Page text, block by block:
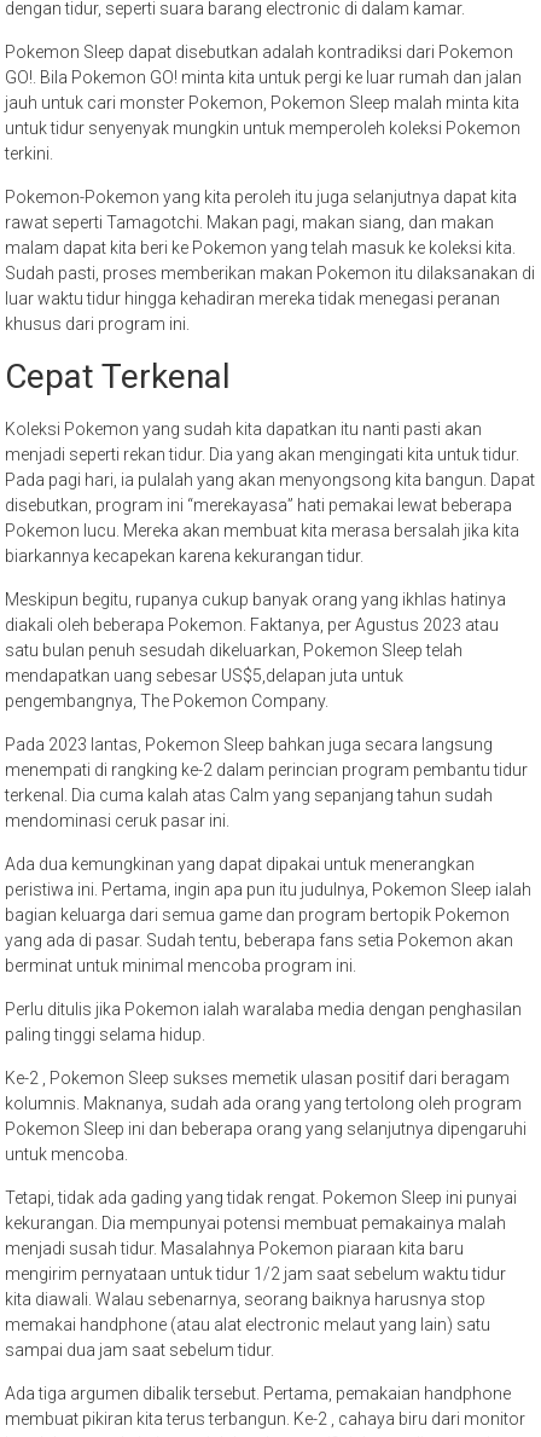
dengan tidur, seperti suara barang electronic di dalam kamar.
Pokemon Sleep dapat disebutkan adalah kontradiksi dari Pokemon
GO!. Bila Pokemon GO! minta kita untuk pergi ke luar rumah dan jalan
jauh untuk cari monster Pokemon, Pokemon Sleep malah minta kita
untuk tidur senyenyak mungkin untuk memperoleh koleksi Pokemon
terkini.
Pokemon-Pokemon yang kita peroleh itu juga selanjutnya dapat kita
rawat seperti Tamagotchi. Makan pagi, makan siang, dan makan
malam dapat kita beri ke Pokemon yang telah masuk ke koleksi kita.
Sudah pasti, proses memberikan makan Pokemon itu dilaksanakan di
luar waktu tidur hingga kehadiran mereka tidak menegasi peranan
khusus dari program ini.
Cepat Terkenal
Koleksi Pokemon yang sudah kita dapatkan itu nanti pasti akan
menjadi seperti rekan tidur. Dia yang akan mengingati kita untuk tidur.
Pada pagi hari, ia pulalah yang akan menyongsong kita bangun. Dapat
disebutkan, program ini “merekayasa” hati pemakai lewat beberapa
Pokemon lucu. Mereka akan membuat kita merasa bersalah jika kita
biarkannya kecapekan karena kekurangan tidur.
Meskipun begitu, rupanya cukup banyak orang yang ikhlas hatinya
diakali oleh beberapa Pokemon. Faktanya, per Agustus 2023 atau
satu bulan penuh sesudah dikeluarkan, Pokemon Sleep telah
mendapatkan uang sebesar US$5,delapan juta untuk
pengembangnya, The Pokemon Company.
Pada 2023 lantas, Pokemon Sleep bahkan juga secara langsung
menempati di rangking ke-2 dalam perincian program pembantu tidur
terkenal. Dia cuma kalah atas Calm yang sepanjang tahun sudah
mendominasi ceruk pasar ini.
Ada dua kemungkinan yang dapat dipakai untuk menerangkan
peristiwa ini. Pertama, ingin apa pun itu judulnya, Pokemon Sleep ialah
bagian keluarga dari semua game dan program bertopik Pokemon
yang ada di pasar. Sudah tentu, beberapa fans setia Pokemon akan
berminat untuk minimal mencoba program ini.
Perlu ditulis jika Pokemon ialah waralaba media dengan penghasilan
paling tinggi selama hidup.
Ke-2 , Pokemon Sleep sukses memetik ulasan positif dari beragam
kolumnis. Maknanya, sudah ada orang yang tertolong oleh program
Pokemon Sleep ini dan beberapa orang yang selanjutnya dipengaruhi
untuk mencoba.
Tetapi, tidak ada gading yang tidak rengat. Pokemon Sleep ini punyai
kekurangan. Dia mempunyai potensi membuat pemakainya malah
menjadi susah tidur. Masalahnya Pokemon piaraan kita baru
mengirim pernyataan untuk tidur 1/2 jam saat sebelum waktu tidur
kita diawali. Walau sebenarnya, seorang baiknya harusnya stop
memakai handphone (atau alat electronic melaut yang lain) satu
sampai dua jam saat sebelum tidur.
Ada tiga argumen dibalik tersebut. Pertama, pemakaian handphone
membuat pikiran kita terus terbangun. Ke-2 , cahaya biru dari monitor